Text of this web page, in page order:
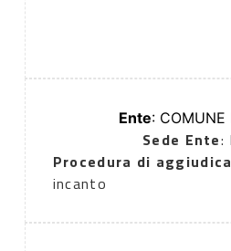
Ente: COMUNE
Sede Ente:
Procedura di
incanto